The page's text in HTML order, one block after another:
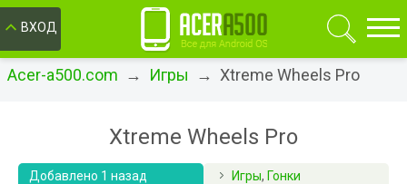
ВХОД
Acer-a500.com → Игры → Xtreme Wheels Pro
Xtreme Wheels Pro
Добавлено 1 назад Игры, Гонки